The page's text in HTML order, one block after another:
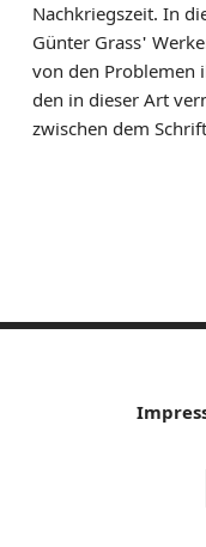
Nachkriegszeit. In
Günter Grass'
von den Problemen
den in dieser Art
zwischen dem